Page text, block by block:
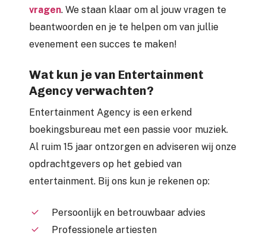
vragen. We staan klaar om al jouw vragen te
beantwoorden en je te helpen om van jullie
evenement een succes te maken!
Wat kun je van Entertainment
Agency verwachten?
Entertainment Agency is een erkend
boekingsbureau met een passie voor muziek.
Al ruim 15 jaar ontzorgen en adviseren wij onze
opdrachtgevers op het gebied van
entertainment. Bij ons kun je rekenen op:
Persoonlijk en betrouwbaar advies
Professionele artiesten